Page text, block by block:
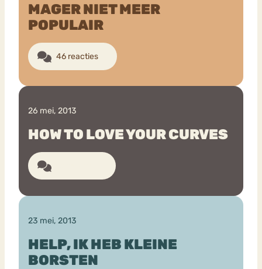
MAGER NIET MEER
POPULAIR
46 reacties
26 mei, 2013
HOW TO LOVE YOUR CURVES
23 mei, 2013
HELP, IK HEB KLEINE
BORSTEN